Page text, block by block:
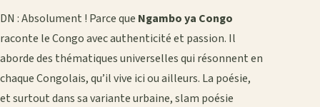
DN : Absolument ! Parce que Ngambo ya Congo
raconte le Congo avec authenticité et passion. Il
aborde des thématiques universelles qui résonnent en
chaque Congolais, qu’il vive ici ou ailleurs. La poésie,
et surtout dans sa variante urbaine, slam poésie